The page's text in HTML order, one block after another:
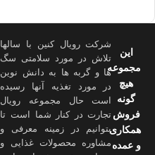
این
مجموعه
هیچ
گونه
فروش
همکاری
و عمده
شرکت رویال کنین با سالها
تلاش در مورد سلامتی سگ
ها و گربه ها به دانش نوین
در مورد تغذیه آنها رسیده
است حال مجموعه رویال
تجارت در کنار شما است تا
بتوانیم در زمینه معرفی و
مشاوره محصولات غذایی و